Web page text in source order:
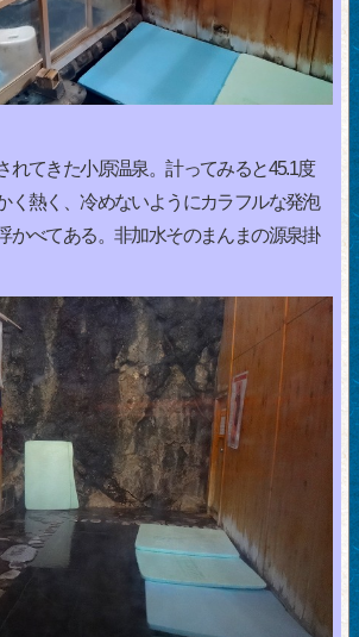
れてきた小原温泉。計ってみると45.1度
く熱く、冷めないようにカラフルな発泡
かべてある。非加水そのまんまの源泉掛